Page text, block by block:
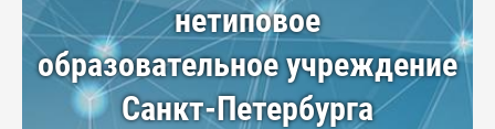
нетиповое
образовательное учреждение
Санкт-Петербурга